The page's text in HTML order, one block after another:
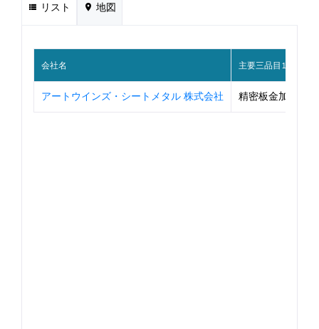
リスト 地図
会社名 主要三品目1
アートウインズ・シートメタル 株式会社 精密板金加工品